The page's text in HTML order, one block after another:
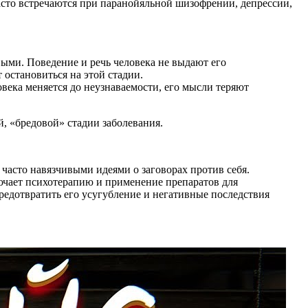
встречаются при паранойяльной шизофрении, депрессии,
Поведение и речь человека не выдают его
на этой стадии.
меняется до неузнаваемости, его мысли теряют
«бредовой» стадии заболевания.
навязчивыми идеями о заговорах против себя.
психотерапию и применение препаратов для
его усугубление и негативные последствия